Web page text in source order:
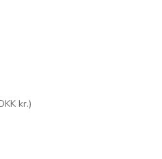
Holland (Nederlandene) (DKK kr.)